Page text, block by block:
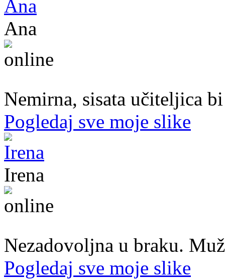
Ana
Nemirna, sisata učiteljica
Pogledaj sve moje slike
Irena
Nezadovoljna u braku.
Pogledaj sve moje slike